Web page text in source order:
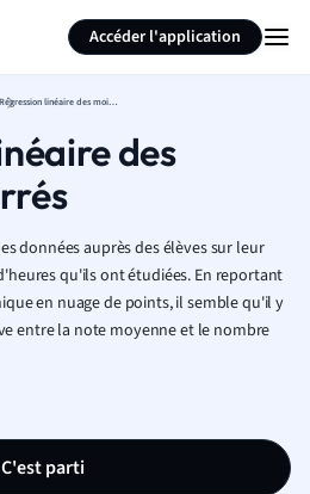
Accéder l'application
Régression linéaire des moindres carrés
des
données auprès des élèves sur leur
qu'ils ont étudiées. En reportant
en nuage de points, il semble qu'il y
entre la note moyenne et le nombre
C'est parti
Résumer la page